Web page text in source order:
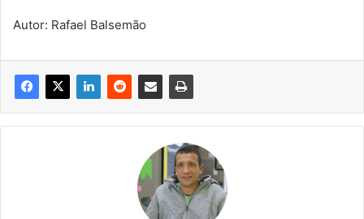
Autor: Rafael Balsemão